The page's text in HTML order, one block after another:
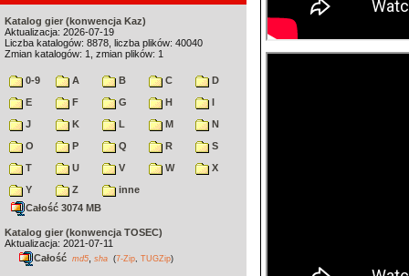
Katalog gier (konwencja Kaz)
Aktualizacja: 2026-07-19
Liczba katalogów: 8878, liczba plików: 40040
Zmian katalogów: 1, zmian plików: 1
0-9 A B C
D
E
F G H
I
J
K L M
N
O
P Q R
S
T
U V W
X
Y
Z
inne
Całość 3074 MB
Katalog gier (konwencja TOSEC)
Aktualizacja: 2021-07-11
Całość md5 sha (7-Zip TUGZip)